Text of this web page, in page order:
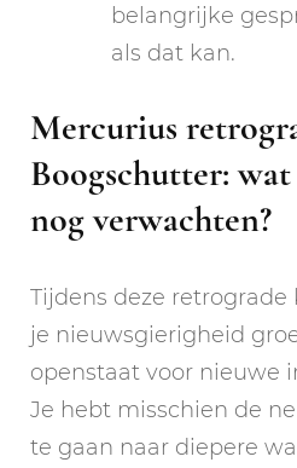
belangrijke
als dat kan.
Mercurius
Boogschutter:
nog verwachten?
Tijdens deze
je nieuwsgierigheid
openstaat voor nieuwe
Je hebt misschien de
te gaan naar diepere